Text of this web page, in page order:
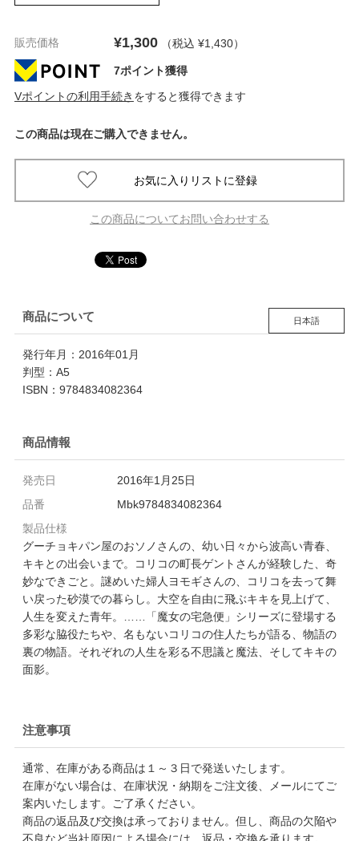
販売価格 ¥1,300 （税込 ¥1,430）
7ポイント獲得
Vポイントの利用手続き をすると獲得できます
この商品は現在ご購入できません。
この商品についてお問い合わせする
商品について 日本語
発行年月：2016年01月
判型：A5
ISBN：9784834082364
商品情報
発売日
2016年1月25日
品番
Mbk9784834082364
製品仕様
グーチョキパン屋のおソノさんの、幼い日々から波高い青春、
キキとの出会いまで。コリコの町長ゲントさんが経験した、奇
妙なできごと。謎めいた婦人ヨモギさんの、コリコを去って舞
い戻った砂漠での暮らし。大空を自由に飛ぶキキを見上げて、
人生を変えた青年。……「魔女の宅急便」シリーズに登場する
多彩な脇役たちや、名もないコリコの住人たちが語る、物語の
裏の物語。それぞれの人生を彩る不思議と魔法、そしてキキの
面影。
注意事項
通常、在庫がある商品は１～３日で発送いたします。
在庫がない場合は、在庫状況・納期をご注文後、メールにてご
案内いたします。ご了承ください。
商品の返品及び交換は承っておりません。但し、商品の欠陥や
不良など当社原因による場合には、返品・交換を承ります。